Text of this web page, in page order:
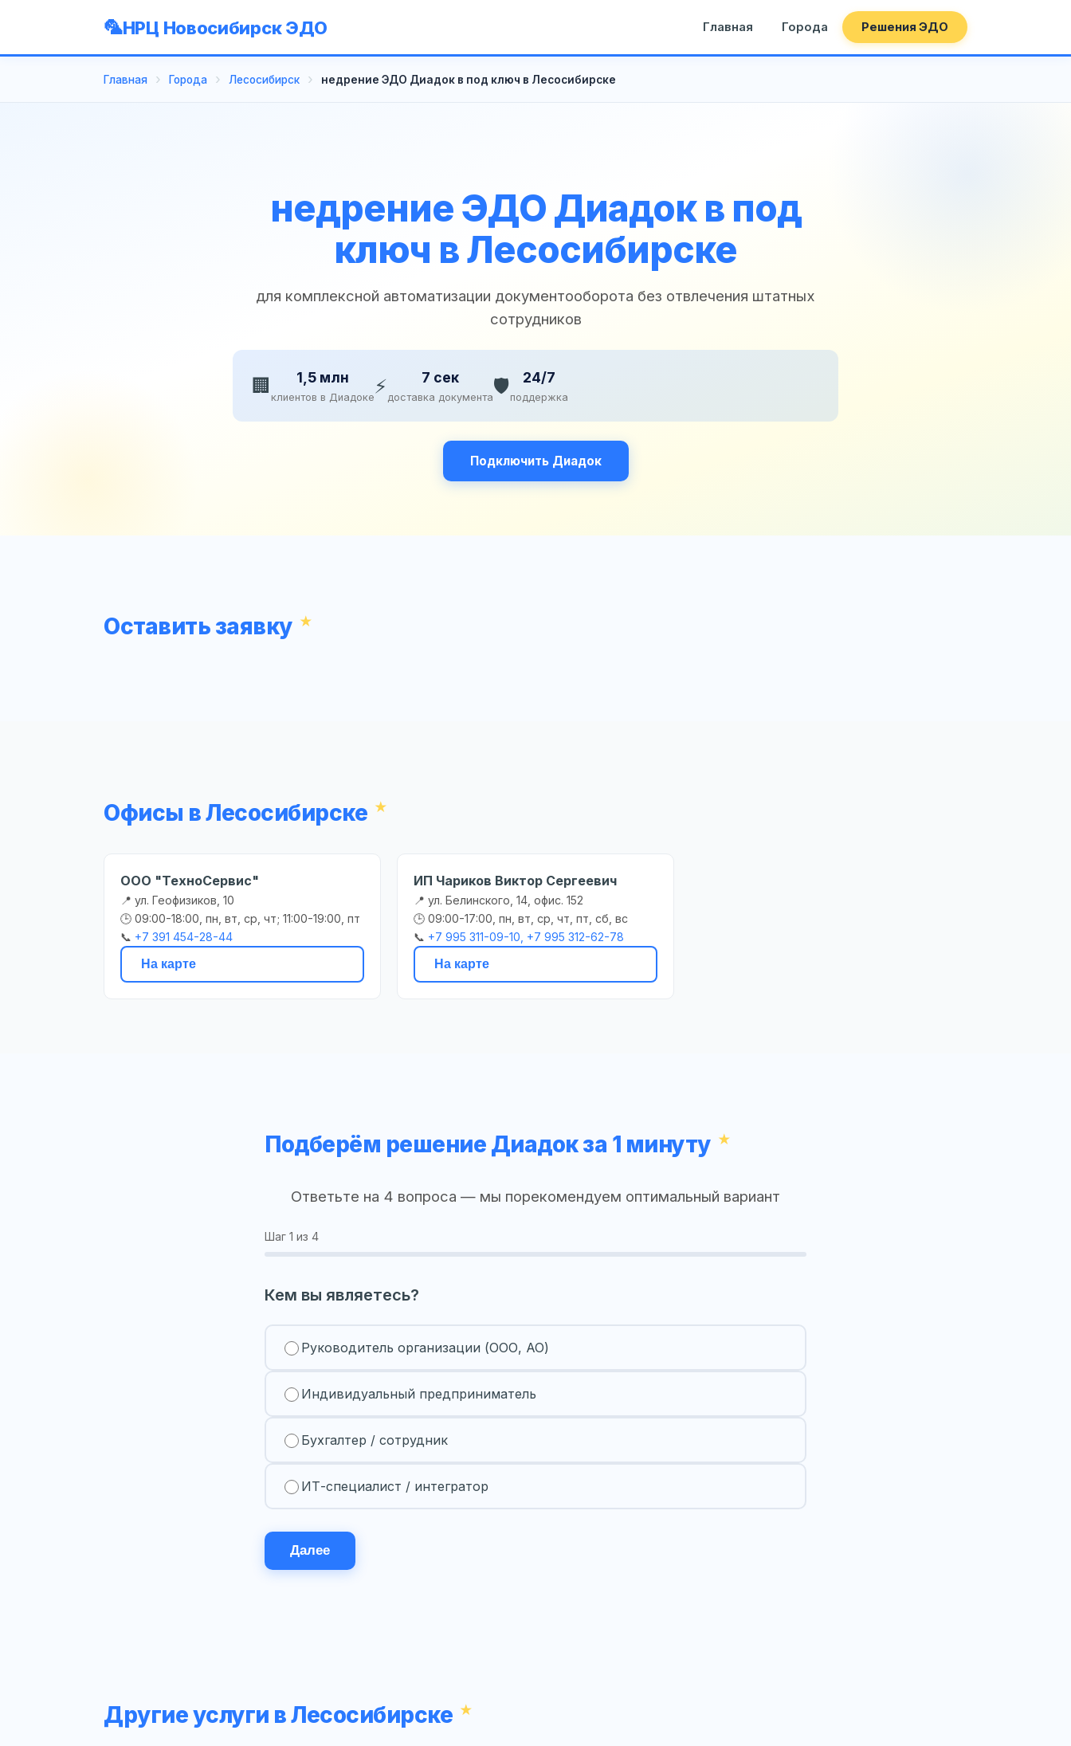
НРЦ Новосибирск ЭДО Главная Города Решения ЭДО
Главная Города Лесосибирск недрение ЭДО Диадок в под ключ в Лесосибирске
недрение ЭДО Диадок в под
ключ в Лесосибирске
для комплексной автоматизации документооборота без отвлечения штатных
сотрудников
🏢 1,5 млн
клиентов в Диадоке ⚡ 7 сек
доставка документа🛡️ 24/7
поддержка
Подключить Диадок
Оставить заявку
Офисы в Лесосибирске
ООО "ТехноСервис"
📍 ул. Геофизиков, 10
🕒 09:00-18:00, пн, вт, ср, чт; 11:00-19:00, пт
📞 +7 391 454-28-44
На карте
ИП Чариков Виктор Сергеевич
📍 ул. Белинского, 14, офис. 152
🕒 09:00-17:00, пн, вт, ср, чт, пт, сб, вс
📞 +7 995 311-09-10, +7 995 312-62-78
На карте
Подберём решение Диадок за 1 минуту
Ответьте на 4 вопроса — мы порекомендуем оптимальный вариант
Шаг 1 из 4
Кем вы являетесь?
Руководитель организации (ООО, АО)
Индивидуальный предприниматель
Бухгалтер / сотрудник
ИТ-специалист / интегратор
Далее
Другие услуги в Лесосибирске